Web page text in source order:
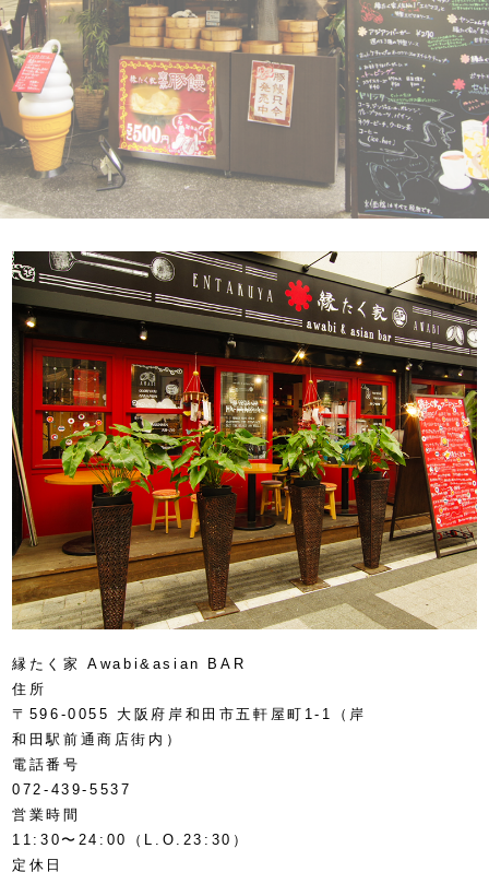
縁たく家 Awabi&asian BAR
住所
〒596-0055 大阪府岸和田市五軒屋町1-1（岸
和田駅前通商店街内）
電話番号
072-439-5537
営業時間
11:30〜24:00（L.O.23:30）
定休日